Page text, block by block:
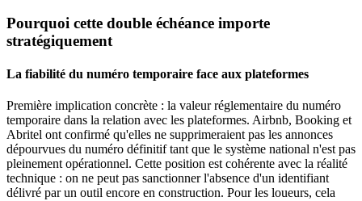
Pourquoi cette double échéance importe
stratégiquement
La fiabilité du numéro temporaire face aux plateformes
Première implication concrète : la valeur réglementaire du numéro
temporaire dans la relation avec les plateformes. Airbnb, Booking et
Abritel ont confirmé qu'elles ne supprimeraient pas les annonces
dépourvues du numéro définitif tant que le système national n'est pas
pleinement opérationnel. Cette position est cohérente avec la réalité
technique : on ne peut pas sanctionner l'absence d'un identifiant
délivré par un outil encore en construction. Pour les loueurs, cela